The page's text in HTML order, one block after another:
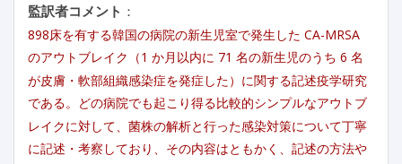
監訳者コメント ：
898床を有する韓国の病院の新生児室で発生した CA-MRSA
のアウトブレイク（1 か月以内に 71 名の新生児のうち 6 名
が皮膚・軟部組織感染症を発症した）に関する記述疫学研究
である。どの病院でも起こり得る比較的シンプルなアウトブ
レイクに対して、菌株の解析と行った感染対策について丁寧
に記述・考察しており、その内容はともかく、記述の方法や